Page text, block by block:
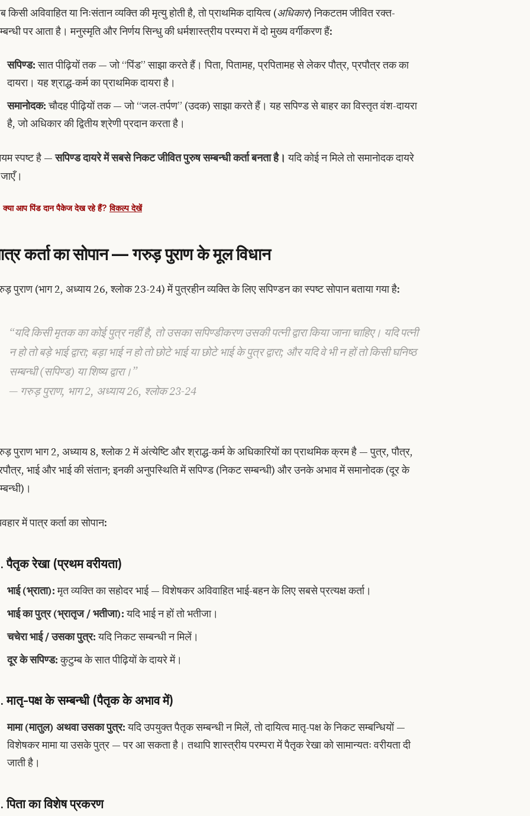
किसी अविवाहित या निःसंतान व्यक्ति की मृत्यु होती है, तो प्राथमिक दायित्व (अधिकार) निकटतम जीवित रक्त-
पर आता है। मनुस्मृति और निर्णय सिन्धु की धर्मशास्त्रीय परम्परा में दो मुख्य वर्गीकरण हैं:
सपिण्ड:सात पीढ़ियों तक — जो “पिंड” साझा करते हैं। पिता, पितामह, प्रपितामह से लेकर पौत्र, प्रपौत्र तक का
दायरा। यह श्राद्ध-कर्म का प्राथमिक दायरा है।
समानोदक:चौदह पीढ़ियों तक — जो “जल-तर्पण” (उदक) साझा करते हैं। यह सपिण्ड से बाहर का विस्तृत वंश-दायरा
है, जो अधिकार की द्वितीय श्रेणी प्रदान करता है।
स्पष्ट है —सपिण्ड दायरे में सबसे निकट जीवित पुरुष सम्बन्धी कर्ता बनता है। यदि कोई न मिले तो समानोदक दायरे
आप पिंड दान पैकेज देख रहे हैं?विकल्प देखें
कर्ता का सोपान — गरुड़ पुराण के मूल विधान
पुराण (भाग 2, अध्याय 26, श्लोक 23-24) में पुत्रहीन व्यक्ति के लिए सपिण्डन का स्पष्ट सोपान बताया गया है:
“यदि किसी मृतक का कोई पुत्र नहीं है, तो उसका सपिण्डीकरण उसकी पत्नी द्वारा किया जाना चाहिए। यदि पत्नी
न हो तो बड़े भाई द्वारा; बड़ा भाई न हो तो छोटे भाई या छोटे भाई के पुत्र द्वारा; और यदि वे भी न हों तो किसी घनिष्ठ
सम्बन्धी (सपिण्ड) या शिष्य द्वारा।”
— गरुड़ पुराण, भाग 2, अध्याय 26, श्लोक 23-24
पुराण भाग 2, अध्याय 8, श्लोक 2 में अंत्येष्टि और श्राद्ध-कर्म के अधिकारियों का प्राथमिक क्रम है — पुत्र, पौत्र,
भाई और भाई की संतान; इनकी अनुपस्थिति में सपिण्ड (निकट सम्बन्धी) और उनके अभाव में समानोदक (दूर के
में पात्र कर्ता का सोपान:
पैतृक रेखा (प्रथम वरीयता)
भाई (भ्राता):मृत व्यक्ति का सहोदर भाई — विशेषकर अविवाहित भाई-बहन के लिए सबसे प्रत्यक्ष कर्ता।
भाई का पुत्र (भ्रातृज / भतीजा):यदि भाई न हों तो भतीजा।
चचेरा भाई / उसका पुत्र:यदि निकट सम्बन्धी न मिलें।
दूर के सपिण्ड:कुटुम्ब के सात पीढ़ियों के दायरे में।
मातृ-पक्ष के सम्बन्धी (पैतृक के अभाव में)
मामा (मातुल) अथवा उसका पुत्र:यदि उपयुक्त पैतृक सम्बन्धी न मिलें, तो दायित्व मातृ-पक्ष के निकट सम्बन्धियों —
विशेषकर मामा या उसके पुत्र — पर आ सकता है। तथापि शास्त्रीय परम्परा में पैतृक रेखा को सामान्यतः वरीयता दी
जाती है।
पिता का विशेष प्रकरण